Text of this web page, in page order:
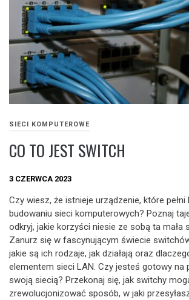
SIECI KOMPUTEROWE
CO TO JEST SWITCH
3 CZERWCA 2023
Czy wiesz, że istnieje urządzenie, które
budowaniu sieci komputerowych? Poznaj
odkryj, jakie korzyści niesie ze sobą ta mała
Zanurz się w fascynującym świecie
jakie są ich rodzaje, jak działają oraz
elementem sieci LAN. Czy jesteś gotowy na
swoją siecią? Przekonaj się, jak switchy
zrewolucjonizować sposób, w jaki